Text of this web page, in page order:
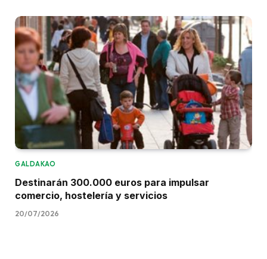
GALDAKAO
Destinarán 300.000 euros para impulsar
comercio, hostelería y servicios
20/07/2026